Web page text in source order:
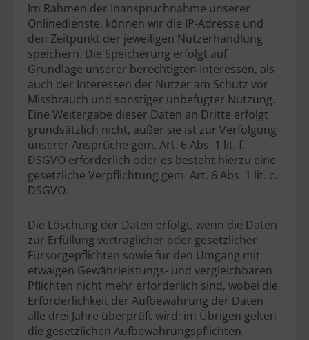
Im Rahmen der Inanspruchnahme unserer
Onlinedienste, können wir die IP-Adresse und
den Zeitpunkt der jeweiligen Nutzerhandlung
speichern. Die Speicherung erfolgt auf
Grundlage unserer berechtigten Interessen, als
auch der Interessen der Nutzer am Schutz vor
Missbrauch und sonstiger unbefugter Nutzung.
Eine Weitergabe dieser Daten an Dritte erfolgt
grundsätzlich nicht, außer sie ist zur Verfolgung
unserer Ansprüche gem. Art. 6 Abs. 1 lit. f.
DSGVO erforderlich oder es besteht hierzu eine
gesetzliche Verpflichtung gem. Art. 6 Abs. 1 lit. c.
DSGVO.
Die Löschung der Daten erfolgt, wenn die Daten
zur Erfüllung vertraglicher oder gesetzlicher
Fürsorgepflichten sowie für den Umgang mit
etwaigen Gewährleistungs- und vergleichbaren
Pflichten nicht mehr erforderlich sind, wobei die
Erforderlichkeit der Aufbewahrung der Daten
alle drei Jahre überprüft wird; im Übrigen gelten
die gesetzlichen Aufbewahrungspflichten.